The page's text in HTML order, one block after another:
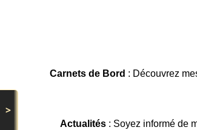
>
Carnets de Bord : Découvrez
Actualités: Soyez informé de